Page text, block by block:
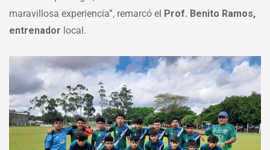
maravillosa experiencia”, remarcó el Prof. Benito Ramos,
entrenador local.